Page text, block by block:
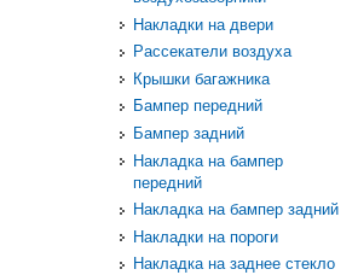
Накладки на двери
Рассекатели воздуха
Крышки багажника
Бампер передний
Бампер задний
Накладка на бампер
передний
Накладка на бампер задний
Накладки на пороги
Накладка на заднее стекло